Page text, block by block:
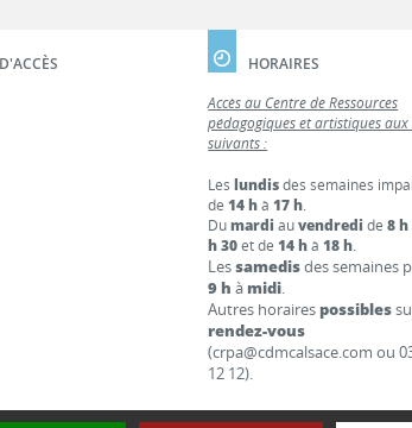
HORAIRES
Accès au Centre de Ressources
pédagogiques et artistiques
suivants :
Leslundisdes semaines
de14 hà17 h.
Dumardi auvendredi de8 h
h 30et de14 hà18 h.
Lessamedisdes semaines
9 h à midi.
Autres horaires possibles
rendez-vous
(crpa@cdmcalsace.com ou
12 12).